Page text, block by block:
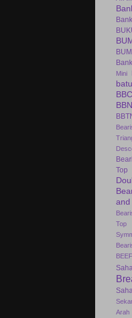
Mini
BBNI
Top
Top
BEEF
Arah